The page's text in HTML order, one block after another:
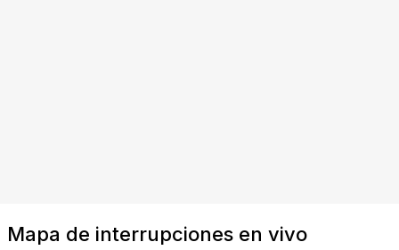
Mapa de interrupciones en vivo